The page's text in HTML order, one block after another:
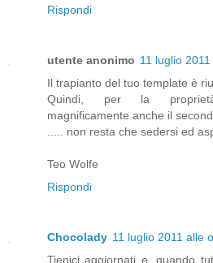
Rispondi
utente anonimo 11 luglio
Il trapianto del tuo template è
Quindi, per la
magnificamente anche il
..... non resta che sedersi ed
Teo Wolfe
Rispondi
Chocolady 11 luglio 2011 alle
Tienici aggiornati e, quando